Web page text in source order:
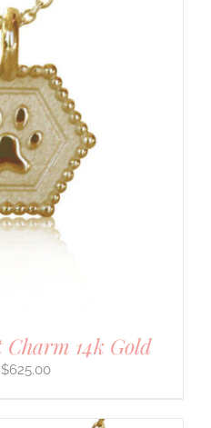
14k Gold
$625.00